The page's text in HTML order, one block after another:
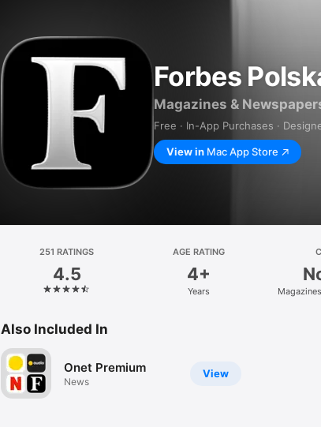
Forbes
Magazines &
Free · In-App Purchases ·
View in Mac App Store
251 RATINGS
4.5
AGE RATING
4+
Years
Also Included In
View
Onet Premium
News